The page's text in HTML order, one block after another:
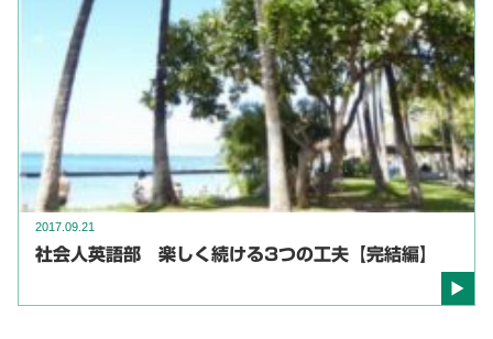
2017.09.21
社会人英語部 楽しく続ける3つの工夫【完結編】